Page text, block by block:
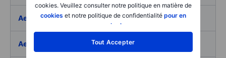
cookies. Veuillez consulter notre politique en matière de
cookies et notre politique de confidentialité pour en
savoir plus
Tout Accepter
Aeffe
Aegon Ltd